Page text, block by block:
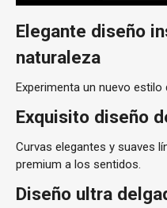
Elegante diseño
naturaleza
Experimenta un nuevo
Exquisito diseño
Curvas elegantes y suaves
premium a los sentidos.
Diseño ultra